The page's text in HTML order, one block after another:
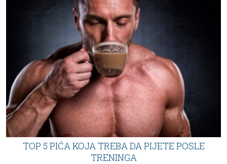
TOP 5 PIĆA KOJA TREBA DA PIJETE POSLE
TRENINGA